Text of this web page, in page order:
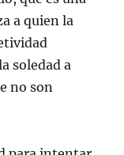
a quien la
soledad a
no son